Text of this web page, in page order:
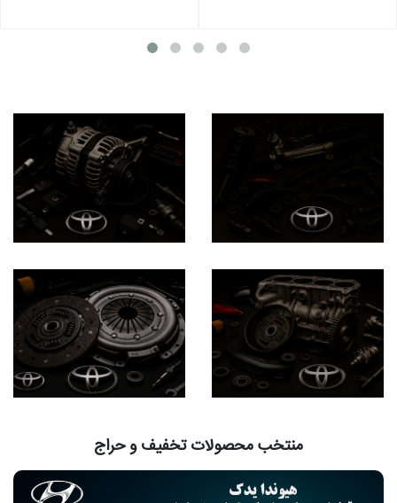
منتخب محصولات تخفیف و حراج